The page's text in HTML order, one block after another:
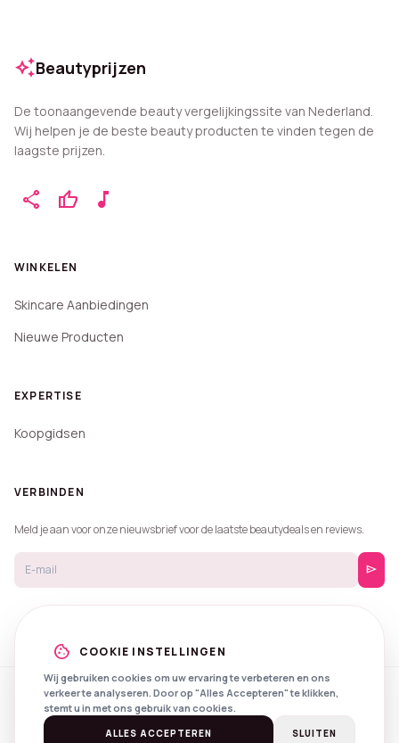
auto_awesomeBeautyprijzen
De toonaangevende beauty vergelijkingssite van Nederland.
Wij helpen je de beste beauty producten te vinden tegen de
laagste prijzen.
share thumb_up music_note
WINKELEN
Skincare Aanbiedingen
Nieuwe Producten
EXPERTISE
Koopgidsen
VERBINDEN
Meld je aan voor onze nieuwsbrief voor de laatste beautydeals en reviews.
send
© 2026 Beautyprijzen.
Created with
byNXS Digital
SpotlightsPrivacyVoorwaarden
cookie COOKIE INSTELLINGEN
Wij gebruiken cookies om uw ervaring te verbeteren en ons
verkeer te analyseren. Door op "Alles Accepteren" te klikken,
stemt u in met ons gebruik van cookies.
ALLES ACCEPTEREN SLUITEN